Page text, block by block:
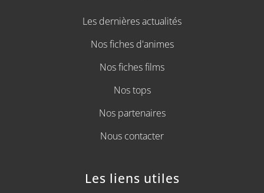
Les dernières actualités
Nos fiches d'animes
Nos fiches films
Nos tops
Nos partenaires
Nous contacter
Les liens utiles